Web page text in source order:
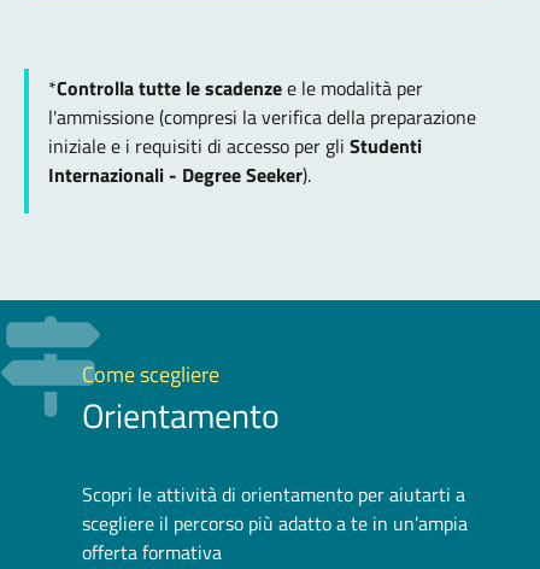
*Controlla tutte le scadenzee le modalità per
l'ammissione (compresi la verifica della preparazione
iniziale e i requisiti di accesso per gli Studenti
Internazionali - Degree Seeker).
Come scegliere
Orientamento
Scopri le attività di orientamento per aiutarti a
scegliere il percorso più adatto a te in un’ampia
offerta formativa